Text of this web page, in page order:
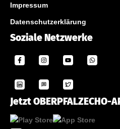
Impressum
Datenschutzerklärung
Soziale Netzwerke
Jetzt